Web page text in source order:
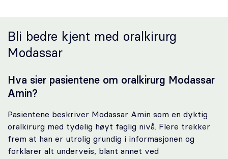
Periodonti
Endodonti
Kjeveortopedi
Oral kirurgi
Oral protetikk
Bli bedre kjent med oralkirurg
Modassar
Hva sier pasientene om oralkirurg Modassar
Amin?
Pasientene beskriver Modassar Amin som en dyktig
oralkirurg med tydelig høyt faglig nivå. Flere trekker
frem at han er utrolig grundig i informasjonen og
forklarer alt underveis, blant annet ved